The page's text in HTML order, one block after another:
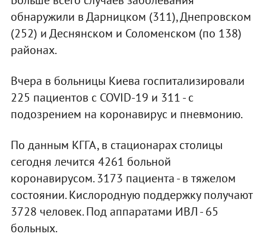
обнаружили в Дарницком (311), Днепровском
(252) и Деснянском и Соломенском (по 138)
районах.
Вчера в больницы Киева госпитализировали
225 пациентов с COVID-19 и 311 - с
подозрением на коронавирус и пневмонию.
По данным КГГА, в стационарах столицы
сегодня лечится 4261 больной
коронавирусом. 3173 пациента - в тяжелом
состоянии. Кислородную поддержку получают
3728 человек. Под аппаратами ИВЛ - 65
больных.